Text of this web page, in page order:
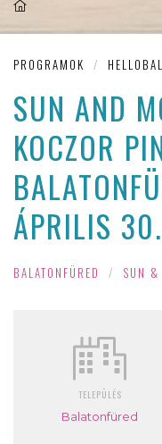
PROGRAMOK /
SUN AND
KOCZOR
ÁPRILIS 30.
BALATONFÜRED / SUN &
TELEPÜLÉS
Balatonfüred